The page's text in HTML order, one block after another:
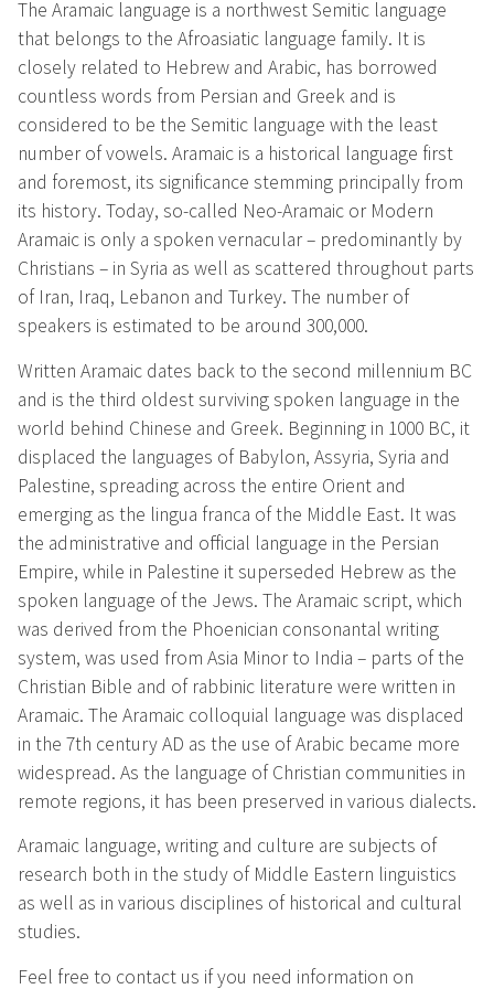
The Aramaic language is a northwest Semitic language
that belongs to the Afroasiatic language family. It is
closely related to Hebrew and Arabic, has borrowed
countless words from Persian and Greek and is
considered to be the Semitic language with the least
number of vowels. Aramaic is a historical language first
and foremost, its significance stemming principally from
its history. Today, so-called Neo-Aramaic or Modern
Aramaic is only a spoken vernacular – predominantly by
Christians – in Syria as well as scattered throughout parts
of Iran, Iraq, Lebanon and Turkey. The number of
speakers is estimated to be around 300,000.
Written Aramaic dates back to the second millennium BC
and is the third oldest surviving spoken language in the
world behind Chinese and Greek. Beginning in 1000 BC, it
displaced the languages of Babylon, Assyria, Syria and
Palestine, spreading across the entire Orient and
emerging as the lingua franca of the Middle East. It was
the administrative and official language in the Persian
Empire, while in Palestine it superseded Hebrew as the
spoken language of the Jews. The Aramaic script, which
was derived from the Phoenician consonantal writing
system, was used from Asia Minor to India – parts of the
Christian Bible and of rabbinic literature were written in
Aramaic. The Aramaic colloquial language was displaced
in the 7th century AD as the use of Arabic became more
widespread. As the language of Christian communities in
remote regions, it has been preserved in various dialects.
Aramaic language, writing and culture are subjects of
research both in the study of Middle Eastern linguistics
as well as in various disciplines of historical and cultural
studies.
Feel free to contact us if you need information on